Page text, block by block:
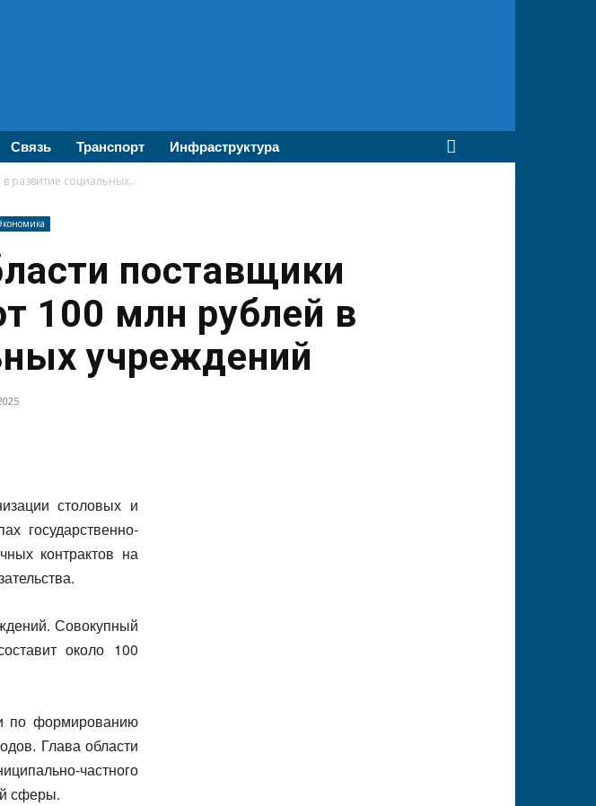
Связь Транспорт Инфраструктура
развитие социальных...
поставщики
100 млн рублей в
учреждений
столовых и
государственно-
контрактов на
Совокупный
около 100
по формированию
Глава области
частного
сферы.